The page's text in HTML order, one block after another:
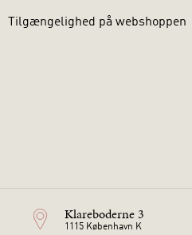
Tilgængelighed på webshoppen
Klareboderne 3
1115 København K